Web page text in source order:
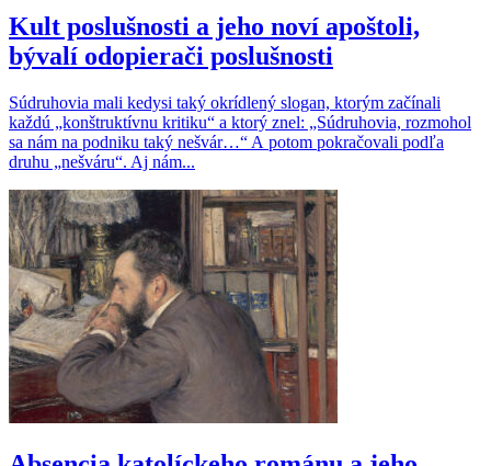
Kult poslušnosti a jeho noví apoštoli,
bývalí odopierači poslušnosti
Súdruhovia mali kedysi taký okrídlený slogan, ktorým začínali
každú „konštruktívnu kritiku“ a ktorý znel: „Súdruhovia, rozmohol
sa nám na podniku taký nešvár…“ A potom pokračovali podľa
druhu „nešváru“. Aj nám...